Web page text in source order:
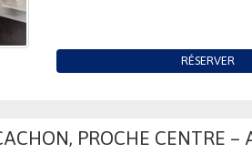
RÉSERVER
PROCHE CENTRE –